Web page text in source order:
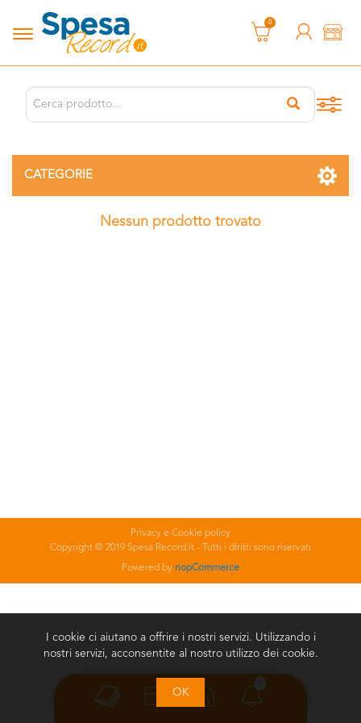
0
CATEGORIE
Nessun prodotto trovato
Privacy e Cookie policy
Copyright © 2019 Spesa Record.it - Tutti i diritti sono riservati
Powered by nopCommerce
I cookie ci aiutano a offrire i nostri servizi. Utilizzando i
nostri servizi, acconsentite al nostro utilizzo dei cookie.
OK